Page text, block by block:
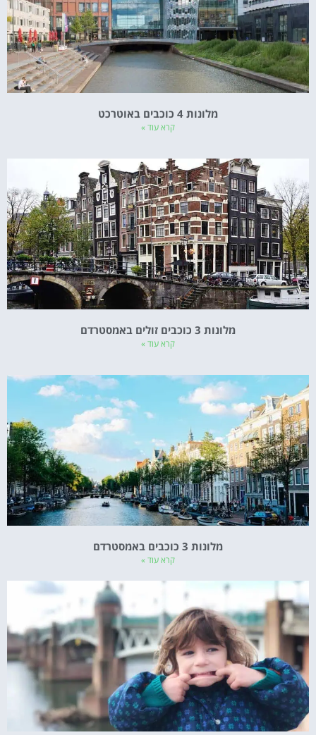
מלונות 4 כוכבים באוטרכט
קרא עוד »
מלונות 3 כוכבים זולים באמסטרדם
קרא עוד »
מלונות 3 כוכבים באמסטרדם
קרא עוד »